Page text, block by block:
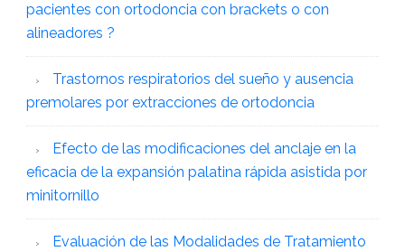
pacientes con ortodoncia con brackets o con
alineadores ?
Trastornos respiratorios del sueño y ausencia
premolares por extracciones de ortodoncia
Efecto de las modificaciones del anclaje en la
eficacia de la expansión palatina rápida asistida por
minitornillo
Evaluación de las Modalidades de Tratamiento